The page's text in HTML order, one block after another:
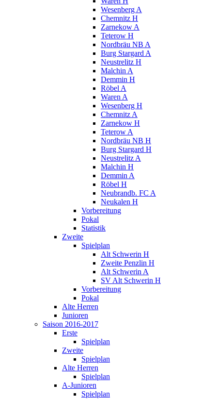
Wesenberg A
Chemnitz H
Zarnekow A
Teterow H
Nordbräu NB A
Burg Stargard A
Neustrelitz H
Malchin A
Demmin H
Röbel A
Waren A
Wesenberg H
Chemnitz A
Zarnekow H
Teterow A
Nordbräu NB H
Burg Stargard H
Neustrelitz A
Malchin H
Demmin A
Röbel H
Neubrandb. FC A
Neukalen H
Vorbereitung
Pokal
Statistik
Zweite
Spielplan
Alt Schwerin H
Zweite Penzlin H
Alt Schwerin A
SV Alt Schwerin H
Vorbereitung
Pokal
Alte Herren
Junioren
Saison 2016-2017
Erste
Spielplan
Zweite
Spielplan
Alte Herren
Spielplan
A-Junioren
Spielplan